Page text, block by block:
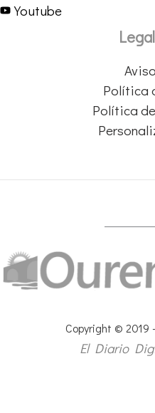
Youtube
Política
Política
Copyright © 2019
El Diario